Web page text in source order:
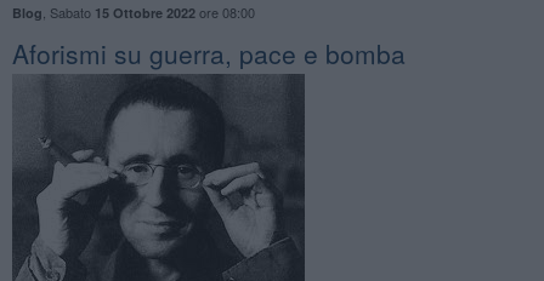
Blog Sabato 15 Ottobre 2022ore 08:00
​Aforismi su guerra, pace e bomba